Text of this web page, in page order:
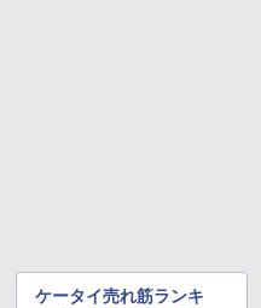
ケータイ売れ筋ランキ